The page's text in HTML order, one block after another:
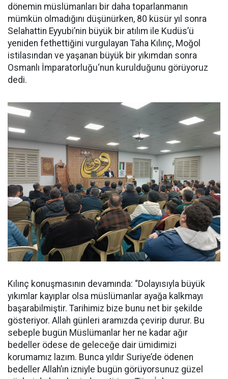
dönemin müslümanları bir daha toparlanmanın
mümkün olmadığını düşünürken, 80 küsür yıl sonra
Selahattin Eyyubi’nin büyük bir atılım ile Kudüs’ü
yeniden fethettiğini vurgulayan Taha Kılınç, Moğol
istilasından ve yaşanan büyük bir yıkımdan sonra
Osmanlı İmparatorluğu‘nun kurulduğunu görüyoruz
dedi.
Kılınç konuşmasının devamında: “Dolayısıyla büyük
yıkımlar kayıplar olsa müslümanlar ayağa kalkmayı
başarabilmiştir. Tarihimiz bize bunu net bir şekilde
gösteriyor. Allah günleri aramızda çevirip durur. Bu
sebeple bugün Müslümanlar her ne kadar ağır
bedeller ödese de geleceğe dair ümidimizi
korumamız lazım. Bunca yıldır Suriye’de ödenen
bedeller Allah’ın izniyle bugün görüyorsunuz güzel